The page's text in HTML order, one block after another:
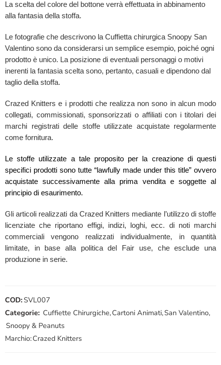
La scelta del colore del bottone verrà effettuata in abbinamento
alla fantasia della stoffa.
Le fotografie che descrivono la Cuffietta chirurgica Snoopy San
Valentino sono da considerarsi un semplice esempio, poiché ogni
prodotto è unico. La posizione di eventuali personaggi o motivi
inerenti la fantasia scelta sono, pertanto, casuali e dipendono dal
taglio della stoffa.
Crazed Knitters e i prodotti che realizza non sono in alcun modo
collegati, commissionati, sponsorizzati o affiliati con i titolari dei
marchi registrati delle stoffe utilizzate acquistate regolarmente
come fornitura.
Le stoffe utilizzate a tale proposito per la creazione di questi
specifici prodotti sono tutte “lawfully made under this title” ovvero
acquistate successivamente alla prima vendita e soggette al
principio di esaurimento.
Gli articoli realizzati da Crazed Knitters mediante l’utilizzo di stoffe
licenziate che riportano effigi, indizi, loghi, ecc. di noti marchi
commerciali vengono realizzati individualmente, in quantità
limitate, in base alla politica del Fair use, che esclude una
produzione in serie.
COD: SVL007
Categorie: Cuffiette Chirurgiche,Cartoni Animati,San Valentino,
Snoopy & Peanuts
Marchio:Crazed Knitters